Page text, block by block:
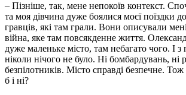
– Пізніше, так, мене непокоїв контекст.
та моя дівчина дуже боялися моєї поїздки
гравців, які там грали. Вони описували
війна, яке там повсякденне життя.
дуже маленьке місто, там небагато чого. І
ніколи нічого не було. Ні бомбардувань, ні
безпілотників. Місто справді безпечне. Тож
б і ні?